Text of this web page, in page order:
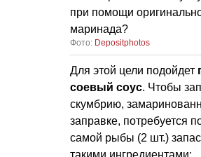
Фото: Depositphotos
Для этой цели подойдет
соевый соус. Чтобы
скумбрию,
заправке, потребуется
самой рыбы (2 шт.)
такими ингредиентами: